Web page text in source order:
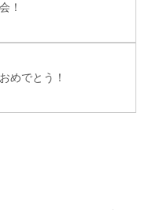
！
めでとう！